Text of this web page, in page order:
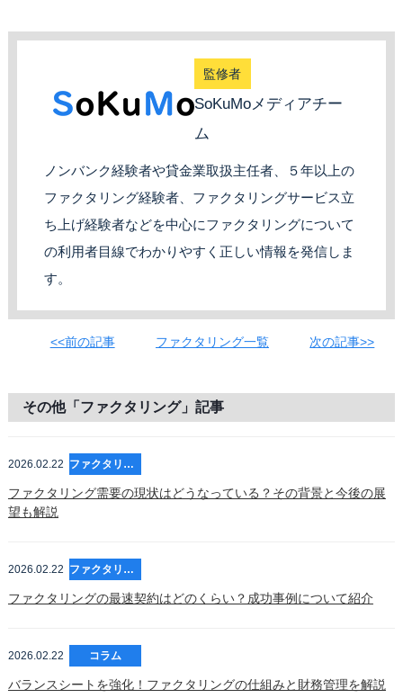
監修者
SoKuMoメディアチー
ム
ノンバンク経験者や貸金業取扱主任者、５年以上の
ファクタリング経験者、ファクタリングサービス立
ち上げ経験者などを中心にファクタリングについて
の利用者目線でわかりやすく正しい情報を発信しま
す。
<<前の記事 ファクタリング一覧 次の記事>>
その他「ファクタリング」記事
2026.02.22 ファクタリング
ファクタリング需要の現状はどうなっている？その背景と今後の展
望も解説
2026.02.22 ファクタリング
ファクタリングの最速契約はどのくらい？成功事例について紹介
2026.02.22 コラム
バランスシートを強化！ファクタリングの仕組みと財務管理を解説